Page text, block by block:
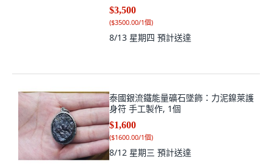
$3,500
($3500.00/1個)
8/13 星期四 預計送達
泰國銀流鐵能量礦石墜飾：力泥鎳萊護
$1,600
($1600.00/1個)
8/12 星期三